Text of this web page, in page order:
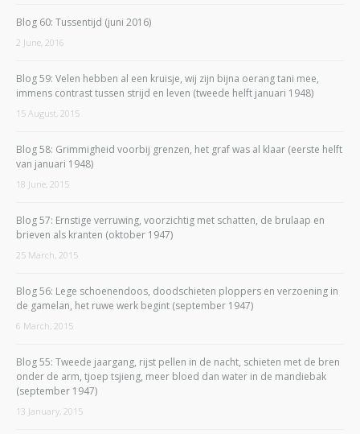
Blog 60: Tussentijd (juni 2016)
2 June, 2016
Blog 59: Velen hebben al een kruisje, wij zijn bijna oerang tani mee,
immens contrast tussen strijd en leven (tweede helft januari 1948)
15 August, 2015
Blog 58: Grimmigheid voorbij grenzen, het graf was al klaar (eerste helft
van januari 1948)
18 June, 2015
Blog 57: Ernstige verruwing, voorzichtig met schatten, de brulaap en
brieven als kranten (oktober 1947)
25 March, 2015
Blog 56: Lege schoenendoos, doodschieten ploppers en verzoening in
de gamelan, het ruwe werk begint (september 1947)
6 March, 2015
Blog 55: Tweede jaargang, rijst pellen in de nacht, schieten met de bren
onder de arm, tjoep tsjieng, meer bloed dan water in de mandiebak
(september 1947)
13 January, 2015